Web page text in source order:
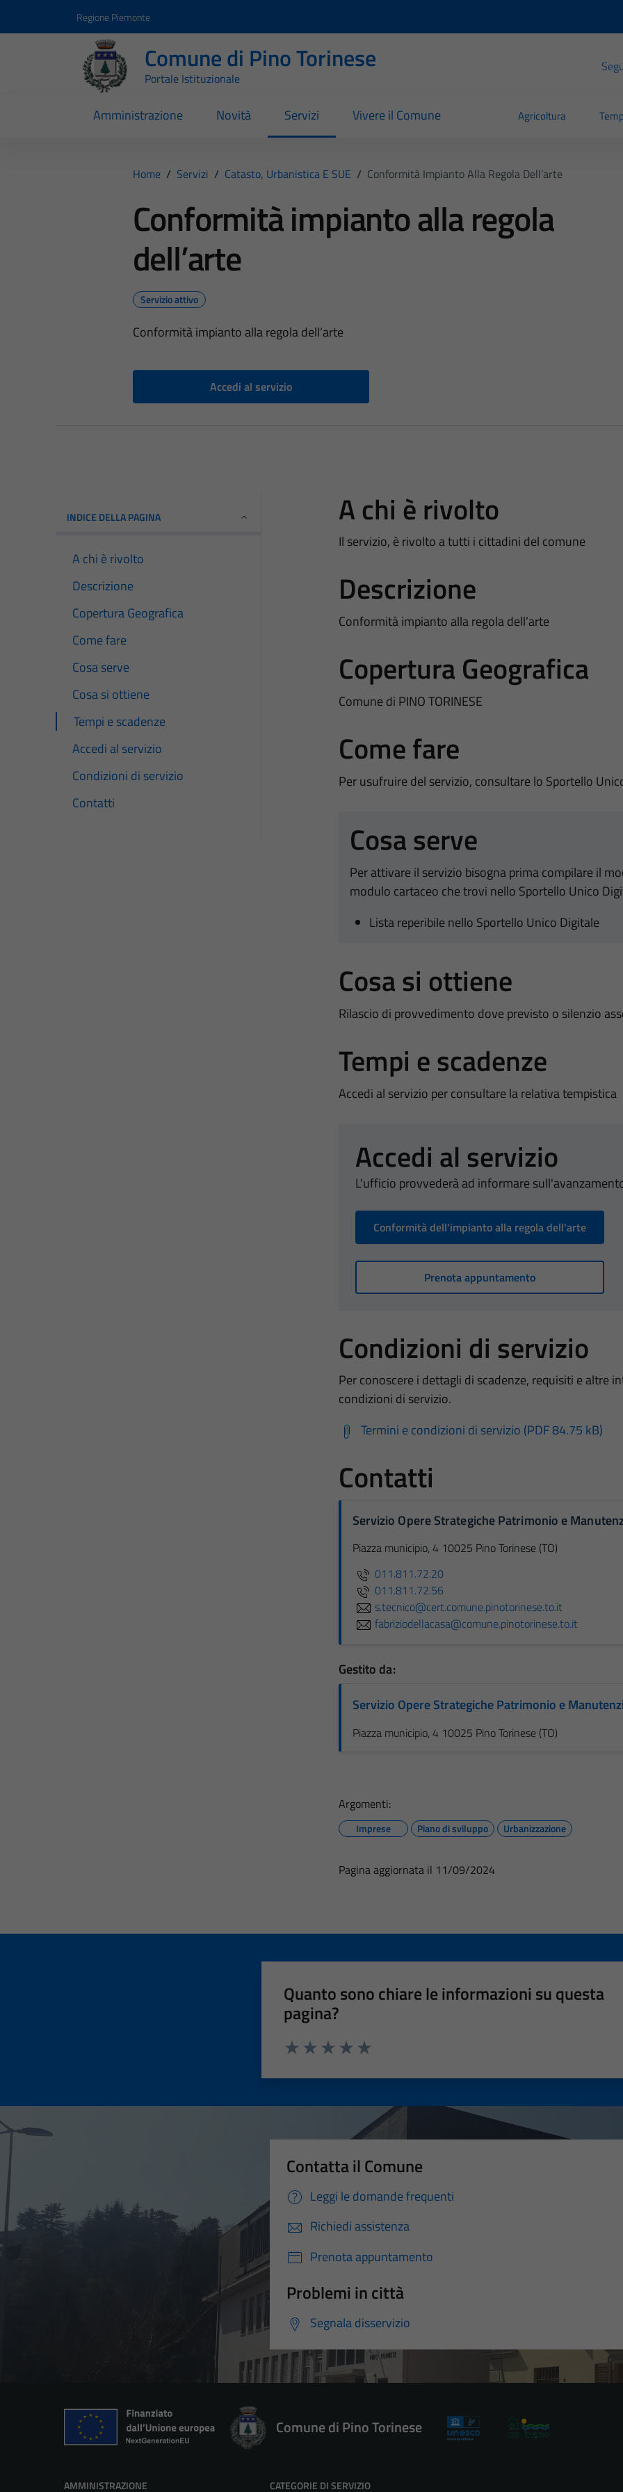
Regione Piemonte
Comune di Pino Torinese
Portale Istituzionale
Amministrazione Novità Servizi Vivere il Comune Agricoltura
Home / Servizi / Catasto, Urbanistica E SUE / Conformità Impianto Alla Regola Dell’arte
Conformità impianto alla regola
dell’arte
Servizio attivo
Conformità impianto alla regola dell’arte
Accedi al servizio
INDICE DELLA PAGINA
A chi è rivolto
Descrizione
Copertura Geografica
Come fare
Cosa serve
Cosa si ottiene
Tempi e scadenze
Accedi al servizio
Condizioni di servizio
Contatti
A chi è rivolto
Il servizio, è rivolto a tutti i cittadini del comune
Descrizione
Conformità impianto alla regola dell’arte
Copertura Geografica
Comune di PINO TORINESE
Come fare
Per usufruire del servizio, consultare lo Sportello
Cosa serve
Per attivare il servizio bisogna prima compilare il
modulo cartaceo che trovi nello Sportello Unico
Lista reperibile nello Sportello Unico Digitale
Cosa si ottiene
Rilascio di provvedimento dove previsto o silenzio
Tempi e scadenze
Accedi al servizio per consultare la relativa tempistica
Accedi al servizio
L'ufficio provvederà ad informare
Conformità dell'impianto alla regola dell'arte
Prenota appuntamento
Condizioni di servizio
Per conoscere i dettagli di scadenze, requisiti e altre
condizioni di servizio.
Termini e condizioni di servizio (PDF 84.75 kB)
Contatti
Servizio Opere Strategiche Patrimonio e
Piazza municipio, 4 10025 Pino Torinese (TO)
011.811.72.20
011.811.72.56
s.tecnico@cert.comune.pinotorinese.to.it
fabriziodellacasa@comune.pinotorinese.to.it
Gestito da:
Servizio Opere Strategiche Patrimonio e
Piazza municipio, 4 10025 Pino Torinese (TO)
Argomenti:
Imprese Piano di sviluppo Urbanizzazione
Pagina aggiornata il 11/09/2024
Quanto sono chiare le informazioni su questa
pagina?
Contatta il Comune
Leggi le domande frequenti
Richiedi assistenza
Prenota appuntamento
Problemi in città
Segnala disservizio
Comune di Pino Torinese
AMMINISTRAZIONE CATEGORIE DI SERVIZIO